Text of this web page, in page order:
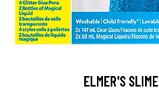
ELMER'S